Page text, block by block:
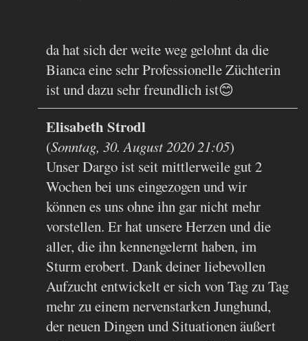
da hat sich der weite weg gelohnt da die
Bianca eine sehr Professionelle Züchterin
ist und dazu sehr freundlich ist😊
Elisabeth Strodl
(Sonntag, 30. August 2020 21:05)
Unser Dargo ist seit mittlerweile gut 2
Wochen bei uns eingezogen und wir
können es uns ohne ihn gar nicht mehr
vorstellen. Er hat unsere Herzen und die
aller, die ihn kennengelernt haben, im
Sturm erobert. Dank deiner liebevollen
Aufzucht entwickelt er sich von Tag zu Tag
mehr zu einem nervenstarken Junghund,
der neuen Dingen und Situationen äußert